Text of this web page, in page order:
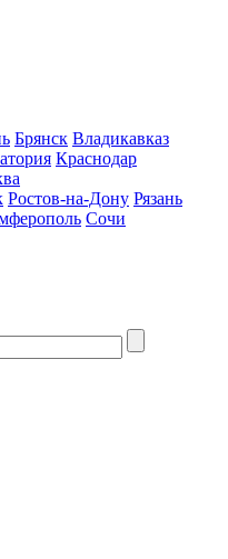
Брянск Владикавказ
Краснодар
Ростов-на-Дону Рязань
Сочи